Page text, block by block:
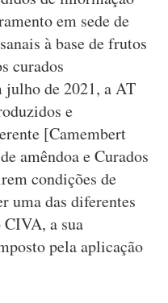
em sede de
à base de frutos
curados
de 2021, a AT
e
[Camembert
amêndoa e Curados
condições de
uma das diferentes
CIVA, a sua
pela aplicação